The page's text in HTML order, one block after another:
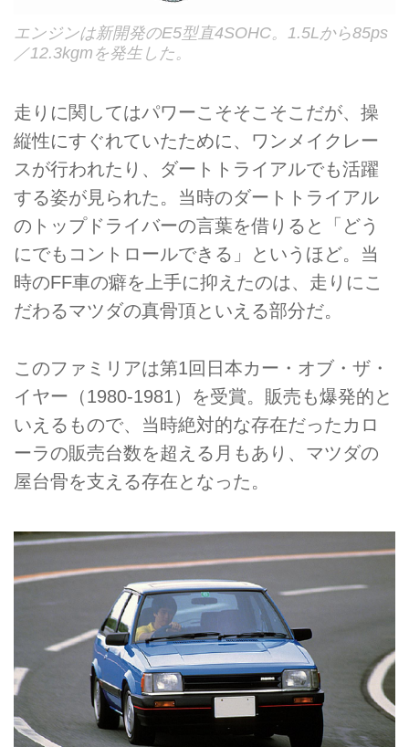
エンジンは新開発のE5型直4SOHC。1.5Lから85ps
／12.3kgmを発生した。
走りに関してはパワーこそそこそこだが、操
縦性にすぐれていたために、ワンメイクレー
スが行われたり、ダートトライアルでも活躍
する姿が見られた。当時のダートトライアル
のトップドライバーの言葉を借りると「どう
にでもコントロールできる」というほど。当
時のFF車の癖を上手に抑えたのは、走りにこ
だわるマツダの真骨頂といえる部分だ。
このファミリアは第1回日本カー・オブ・ザ・
イヤー（1980-1981）を受賞。販売も爆発的と
いえるもので、当時絶対的な存在だったカロ
ーラの販売台数を超える月もあり、マツダの
屋台骨を支える存在となった。